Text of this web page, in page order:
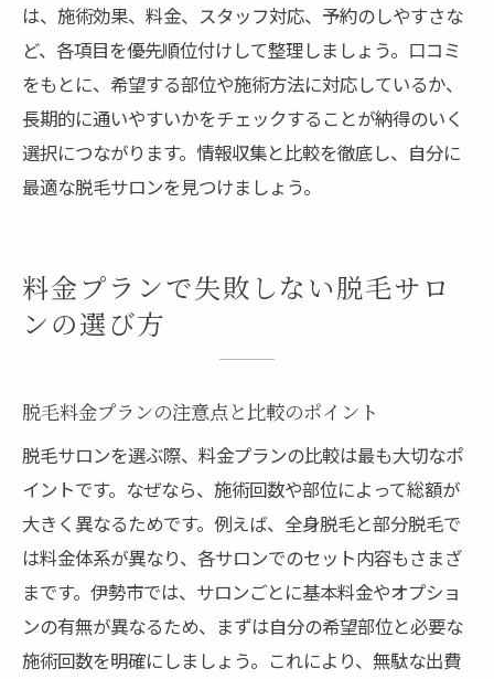
は、施術効果、料金、スタッフ対応、予約のしやすさな
ど、各項目を優先順位付けして整理しましょう。口コミ
をもとに、希望する部位や施術方法に対応しているか、
長期的に通いやすいかをチェックすることが納得のいく
選択につながります。情報収集と比較を徹底し、自分に
最適な脱毛サロンを見つけましょう。
料金プランで失敗しない脱毛サロ
ンの選び方
脱毛料金プランの注意点と比較のポイント
脱毛サロンを選ぶ際、料金プランの比較は最も大切なポ
イントです。なぜなら、施術回数や部位によって総額が
大きく異なるためです。例えば、全身脱毛と部分脱毛で
は料金体系が異なり、各サロンでのセット内容もさまざ
まです。伊勢市では、サロンごとに基本料金やオプショ
ンの有無が異なるため、まずは自分の希望部位と必要な
施術回数を明確にしましょう。これにより、無駄な出費